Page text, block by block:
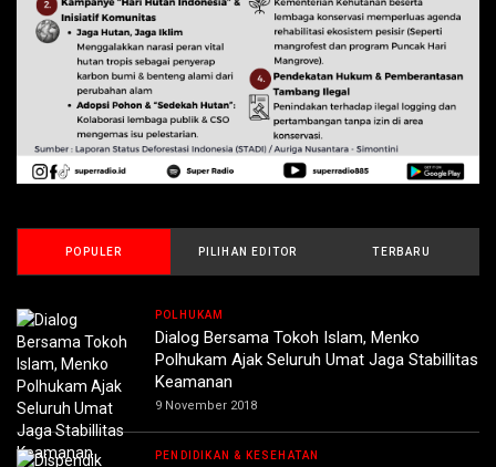
POPULER PILIHAN EDITOR TERBARU
POLHUKAM
Dialog Bersama Tokoh Islam, Menko
Polhukam Ajak Seluruh Umat Jaga Stabillitas
Keamanan
9 November 2018
PENDIDIKAN & KESEHATAN